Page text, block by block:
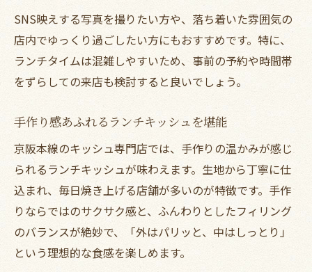
ランチに最適な隠れ家カフェの選び方
落ち着いた空間で楽しむキッシュランチ
友人と行きたい隠れ家カフェランチ体験
ランチで味わう手作りキッシュの新提案
手作り感たっぷりのキッシュを求めるなら
手作りキッシュのランチが支持される理由
ランチタイムに味わう手作りキッシュ体験
素材にこだわる手作りランチキッシュ特集
ランチで堪能する手作りキッシュの魅力
SNS映えする写真を撮りたい方や、落ち着いた雰囲気の
店内でゆっくり過ごしたい方にもおすすめです。特に、
ランチタイムは混雑しやすいため、事前の予約や時間帯
をずらしての来店も検討すると良いでしょう。
手作り感あふれるランチキッシュを堪能
京阪本線のキッシュ専門店では、手作りの温かみが感じ
られるランチキッシュが味わえます。生地から丁寧に仕
込まれ、毎日焼き上げる店舗が多いのが特徴です。手作
りならではのサクサク感と、ふんわりとしたフィリング
のバランスが絶妙で、「外はパリッと、中はしっとり」
という理想的な食感を楽しめます。